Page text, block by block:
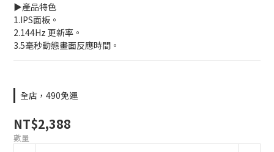
▶️產品特色
1.IPS面板。
2.144Hz 更新率。
3.5毫秒動態畫面反應時間。
全店，490免運
NT$2,388
數量